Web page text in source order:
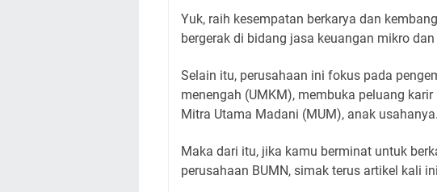
Yuk, raih kesempatan berkarya dan
bergerak di bidang jasa keuangan mikro
Selain itu, perusahaan ini fokus pada
menengah (UMKM), membuka peluang
Mitra Utama Madani (MUM), anak usahanya.
Maka dari itu, jika kamu berminat untuk
perusahaan BUMN, simak terus artikel kali